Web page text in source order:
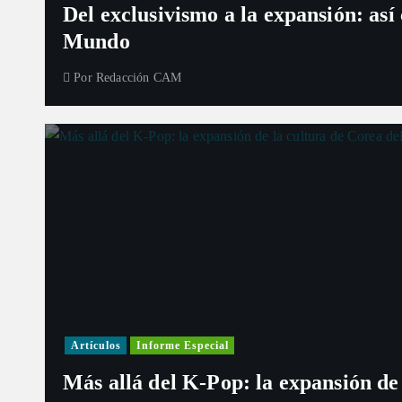
Del exclusivismo a la expansión:
Mundo
Por Redacción CAM
Artículos Informe Especial
Más allá del K-Pop: la expansión